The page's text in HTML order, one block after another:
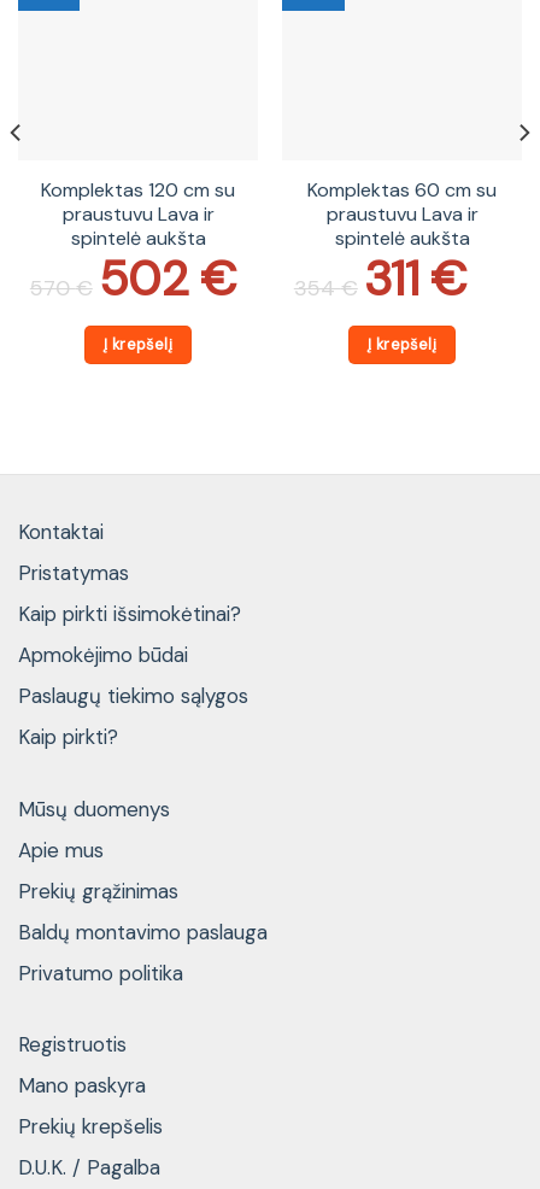
Komplektas 120 cm su
praustuvu Lava ir
spintelė aukšta
570€
price
was:
570 €.
502€
price
is:
502 €.
Į krepšelį
Komplektas 60 cm su
praustuvu Lava ir
spintelė aukšta
354€
price
was:
354 €.
311 €
price
is:
Į krepšelį
Kontaktai
Pristatymas
Kaip pirkti išsimokėtinai?
Apmokėjimo būdai
Paslaugų tiekimo sąlygos
Kaip pirkti?
Mūsų duomenys
Apie mus
Prekių grąžinimas
Baldų montavimo paslauga
Privatumo politika
Registruotis
Mano paskyra
Prekių krepšelis
D.U.K. / Pagalba